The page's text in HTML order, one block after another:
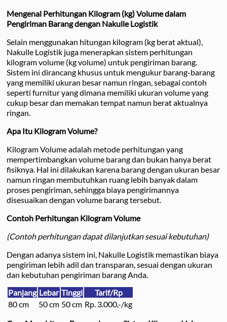
Mengenal Perhitungan Kilogram (kg) Volume dalam
Pengiriman Barang dengan Nakulle Logistik
Selain menggunakan hitungan kilogram (kg berat aktual),
Nakulle Logistik juga menerapkan sistem perhitungan
kilogram volume (kg volume) untuk pengiriman barang.
Sistem ini dirancang khusus untuk mengukur barang-barang
yang memiliki ukuran besar namun ringan, sebagai contoh
seperti furnitur yang dimana memiliki ukuran volume yang
cukup besar dan memakan tempat namun berat aktualnya
ringan.
Apa Itu Kilogram Volume?
Kilogram Volume adalah metode perhitungan yang
mempertimbangkan volume barang dan bukan hanya berat
fisiknya. Hal ini dilakukan karena barang dengan ukuran besar
namun ringan membutuhkan ruang lebih banyak dalam
proses pengiriman, sehingga biaya pengirimannya
disesuaikan dengan volume barang tersebut.
Contoh Perhitungan Kilogram Volume
(Contoh perhitungan dapat dilanjutkan sesuai kebutuhan)
Dengan adanya sistem ini, Nakulle Logistik memastikan biaya
pengiriman lebih adil dan transparan, sesuai dengan ukuran
dan kebutuhan pengiriman barang Anda.
Panjang Lebar Tinggi
Tarif/Rp
80 cm
50 cm 50 cm Rp. 3.000,-/kg